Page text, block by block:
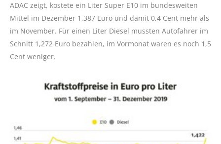
ADAC zeigt, kostete ein Liter Super E10 im bundesweiten
Mittel im Dezember 1,387 Euro und damit 0,4 Cent mehr als
im November. Für einen Liter Diesel mussten Autofahrer im
Schnitt 1,272 Euro bezahlen, im Vormonat waren es noch 1,5
Cent weniger.